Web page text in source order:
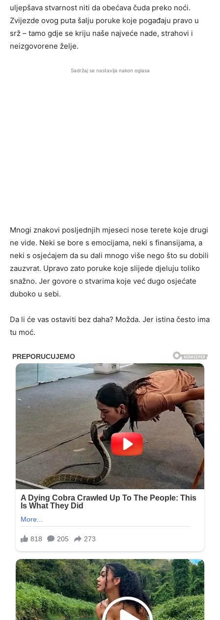
uljepšava stvarnost niti da obećava čuda preko noći.
Zvijezde ovog puta šalju poruke koje pogađaju pravo u
srž – tamo gdje se kriju naše najveće nade, strahovi i
neizgovorene želje.
Sadržaj se nastavlja nakon oglasa
Mnogi znakovi posljednjih mjeseci nose terete koje drugi
ne vide. Neki se bore s emocijama, neki s finansijama, a
neki s osjećajem da su dali mnogo više nego što su dobili
zauzvrat. Upravo zato poruke koje slijede djeluju toliko
snažno. Jer govore o stvarima koje već dugo osjećate
duboko u sebi.
Da li će vas ostaviti bez daha? Možda. Jer istina često ima
tu moć.